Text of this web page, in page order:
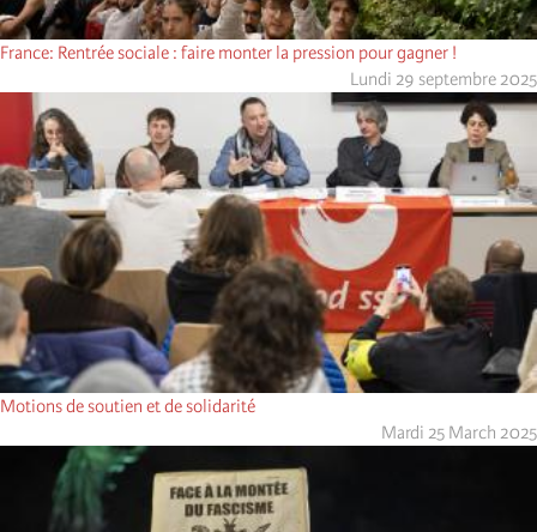
France: Rentrée sociale : faire monter la pression pour gagner !
Lundi 29 septembre 2025
Motions de soutien et de solidarité
Mardi 25 March 2025